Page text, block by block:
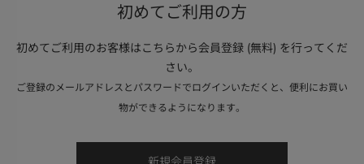
初めてご利用の方
初めてご利用のお客様はこちらから会員登録 (無料) を行ってくだ
さい。
ご登録のメールアドレスとパスワードでログインいただくと、便利にお買い
物ができるようになります。